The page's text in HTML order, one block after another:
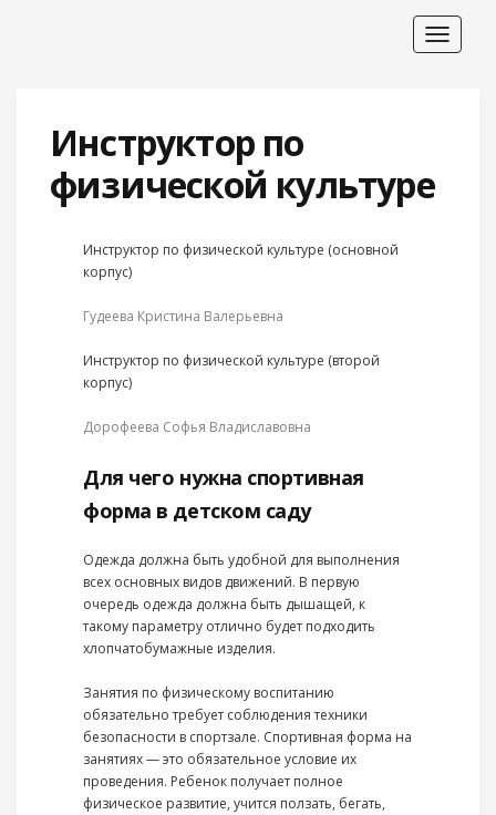
Toggle
Инструктор по
физической культуре
Инструктор по физической культуре (основной
корпус)
Гудеева Кристина Валерьевна
Инструктор по физической культуре (второй
корпус)
Дорофеева Софья Владиславовна
Для чего нужна спортивная
форма в детском саду
Одежда должна быть удобной для выполнения
всех основных видов движений. В первую
очередь одежда должна быть дышащей, к
такому параметру отлично будет подходить
хлопчатобумажные изделия.
Занятия по физическому воспитанию
обязательно требует соблюдения техники
безопасности в спортзале. Спортивная форма на
занятиях — это обязательное условие их
проведения. Ребенок получает полное
физическое развитие, учится ползать, бегать,